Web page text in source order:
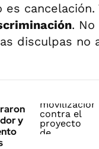
cancelación.
.
disculpas no
y